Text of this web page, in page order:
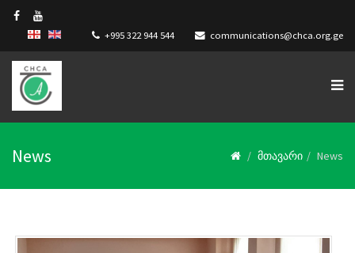
+995 322 944 544 communications@chca.org.ge
News მთავარი News